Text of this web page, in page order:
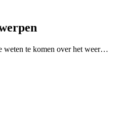
weten te komen over het weer…